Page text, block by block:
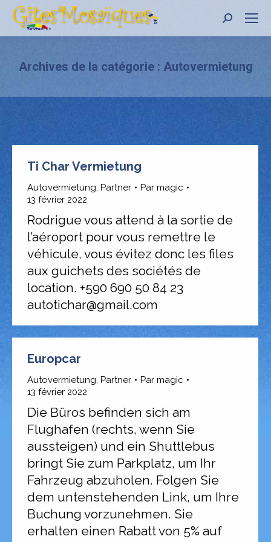
:
Archives de la catégorie : Autovermietung
Ti Char Vermietung
Autovermietung, Partner Par magic
13 février 2022
Rodrigue vous attend à la sortie de
l’aéroport pour vous remettre le
véhicule, vous évitez donc les files
aux guichets des sociétés de
location. +590 690 50 84 23
autotichar@gmail.com
Europcar
Autovermietung, Partner Par magic
13 février 2022
Die Büros befinden sich am
Flughafen (rechts, wenn Sie
aussteigen) und ein Shuttlebus
bringt Sie zum Parkplatz, um Ihr
Fahrzeug abzuholen. Folgen Sie
dem untenstehenden Link, um Ihre
Buchung vorzunehmen. Sie
erhalten einen Rabatt von 5% auf